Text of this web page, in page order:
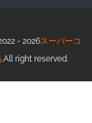
- 2026スーパーコ
.All right reserved.